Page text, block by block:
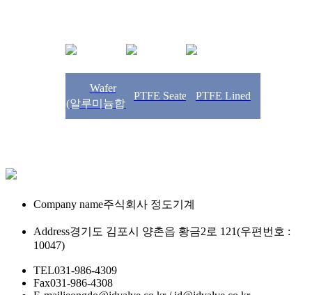
Wafer
(알루미늄합금)
PTFE Seated PTFE Lined
Company name주식회사 정도기계
Address경기도 김포시 양촌읍 황금2로 121(우편번호 :
10047)
TEL031-986-4309
Fax031-986-4308